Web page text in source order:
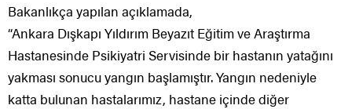
Bakanlıkça yapılan açıklamada,
“Ankara Dışkapı Yıldırım Beyazıt Eğitim ve Araştırma
Hastanesinde Psikiyatri Servisinde bir hastanın yatağını
yakması sonucu yangın başlamıştır. Yangın nedeniyle
katta bulunan hastalarımız, hastane içinde diğer